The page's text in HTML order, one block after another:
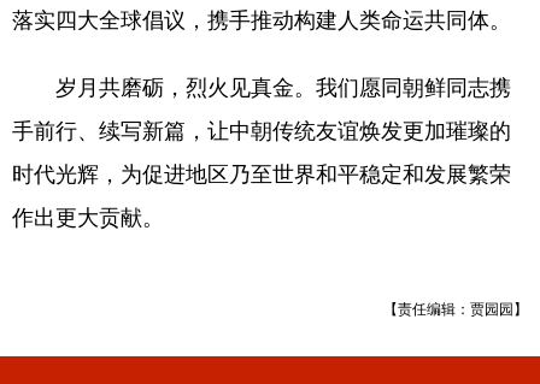
落实四大全球倡议，携手推动构建人类命运共同体。
岁月共磨砺，烈火见真金。我们愿同朝鲜同志携
手前行、续写新篇，让中朝传统友谊焕发更加璀璨的
时代光辉，为促进地区乃至世界和平稳定和发展繁荣
作出更大贡献。
【责任编辑：贾园园】